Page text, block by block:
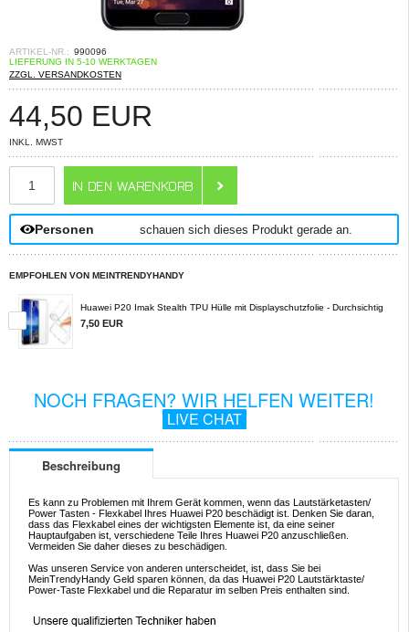
ARTIKEL-NR.: 990096
LIEFERUNG IN 5-10 WERKTAGEN
ZZGL. VERSANDKOSTEN
44,50 EUR
INKL. MWST
Personen schauen sich dieses Produkt gerade an.
EMPFOHLEN VON MEINTRENDYHANDY
Huawei P20 Imak Stealth TPU Hülle mit Displayschutzfolie - Durchsichtig
7,50 EUR
NOCH FRAGEN? WIR HELFEN WEITER!
LIVE CHAT
Beschreibung
Es kann zu Problemen mit Ihrem Gerät kommen, wenn das Lautstärketasten/
Power Tasten - Flexkabel Ihres Huawei P20 beschädigt ist. Denken Sie daran,
dass das Flexkabel eines der wichtigsten Elemente ist, da eine seiner
Hauptaufgaben ist, verschiedene Teile Ihres Huawei P20 anzuschließen.
Vermeiden Sie daher dieses zu beschädigen.
Was unseren Service von anderen unterscheidet, ist, dass Sie bei
MeinTrendyHandy Geld sparen können, da das Huawei P20 Lautstärktaste/
Power-Taste Flexkabel und die Reparatur im selben Preis enthalten sind.